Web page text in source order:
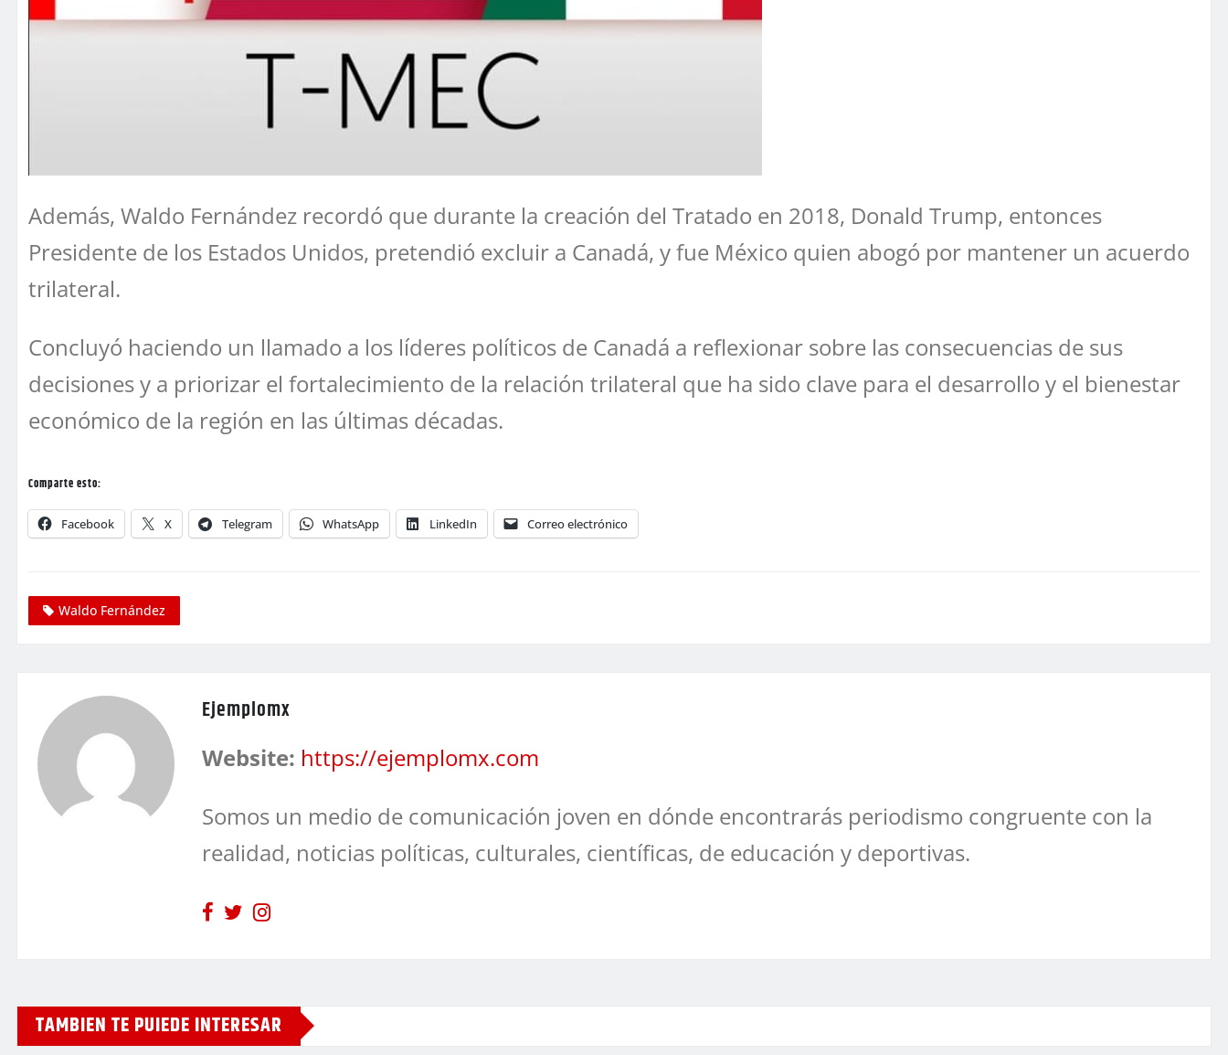
Además, Waldo Fernández recordó que durante la creación del Tratado en 2018, Donald Trump, entonces
Presidente de los Estados Unidos, pretendió excluir a Canadá, y fue México quien abogó por mantener un acuerdo
trilateral.
Concluyó haciendo un llamado a los líderes políticos de Canadá a reflexionar sobre las consecuencias de sus
decisiones y a priorizar el fortalecimiento de la relación trilateral que ha sido clave para el desarrollo y el bienestar
económico de la región en las últimas décadas.
Comparte esto:
Facebook X Telegram WhatsApp LinkedIn Correo electrónico
Waldo Fernández
Ejemplomx
Website: https://ejemplomx.com
Somos un medio de comunicación joven en dónde encontrarás periodismo congruente con la
realidad, noticias políticas, culturales, científicas, de educación y deportivas.
TAMBIEN TE PUIEDE INTERESAR